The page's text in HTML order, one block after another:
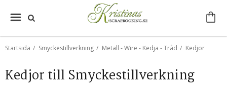
Startsida / Smyckestillverkning / Metall - Wire - Kedja - Tråd / Kedjor
Kedjor till Smyckestillverkning